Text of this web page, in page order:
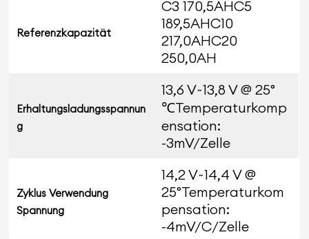
Referenzkapazität
C3 170,5AHC5
189,5AHC10
217,0AHC20
250,0AH
Erhaltungsladungsspannun
g
13,6 V~13,8 V @ 25°
℃Temperaturkomp
ensation:
-3mV/Zelle
Zyklus Verwendung
Spannung
14,2 V~14,4 V @
25°Temperaturkom
pensation:
-4mV/C/Zelle